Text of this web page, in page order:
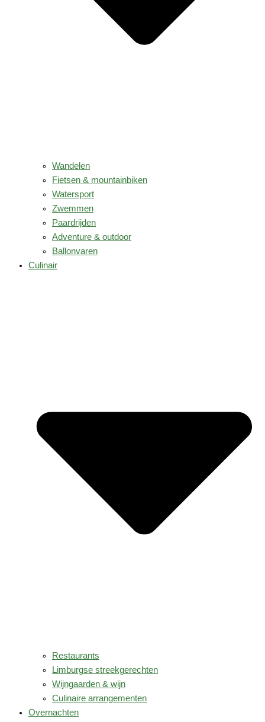
Wandelen
Fietsen & mountainbiken
Watersport
Zwemmen
Paardrijden
Adventure & outdoor
Ballonvaren
Culinair
Restaurants
Limburgse streekgerechten
Wijngaarden & wijn
Culinaire arrangementen
Overnachten